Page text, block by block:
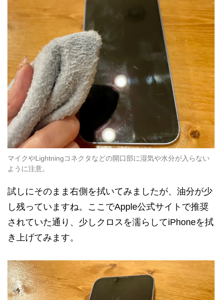
マイクやLightningコネクタなどの開口部に湿気や水分が入らない
ように注意。
試しにそのまま右側を拭いてみましたが、油分が少
し残っていますね。ここでApple公式サイトで推奨
されていた通り、少しクロスを濡らしてiPhoneを拭
き上げてみます。